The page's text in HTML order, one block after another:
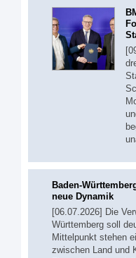
Baden-
neue Dynamik
[06.07.2026] Die
Württemberg soll
Mittelpunkt stehen
zwischen Land und